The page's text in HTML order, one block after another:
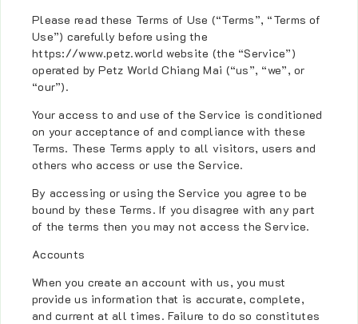
Please read these Terms of Use (“Terms”, “Terms of
Use”) carefully before using the
https://www.petz.world website (the “Service”)
operated by Petz World Chiang Mai (“us”, “we”, or
“our”).
Your access to and use of the Service is conditioned
on your acceptance of and compliance with these
Terms. These Terms apply to all visitors, users and
others who access or use the Service.
By accessing or using the Service you agree to be
bound by these Terms. If you disagree with any part
of the terms then you may not access the Service.
Accounts
When you create an account with us, you must
provide us information that is accurate, complete,
and current at all times. Failure to do so constitutes